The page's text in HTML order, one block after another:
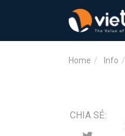
Home Info
CHIA SẺ: